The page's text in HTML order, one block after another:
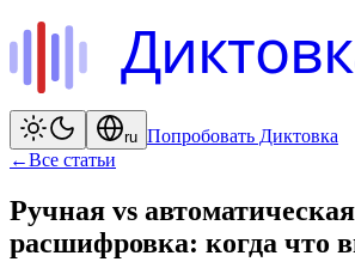
ru Попробовать Диктовка
←Все статьи
Ручная vs автоматическая
расшифровка: когда что